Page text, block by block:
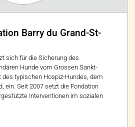
Barry du Grand-St-
sich für die Sicherung des
Hunde vom Grossen Sankt-
des typischen Hospiz-Hundes, dem
ein. Seit 2007 setzt die Fondation
Interventionen im sozialen